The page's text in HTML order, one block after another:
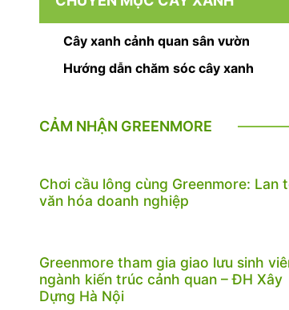
Cây xanh cảnh quan sân vườn
Hướng dẫn chăm sóc cây xanh
CẢM NHẬN GREENMORE
Chơi cầu lông cùng Greenmore: Lan
văn hóa doanh nghiệp
Greenmore tham gia giao lưu sinh
ngành kiến trúc cảnh quan – ĐH Xây
Dựng Hà Nội